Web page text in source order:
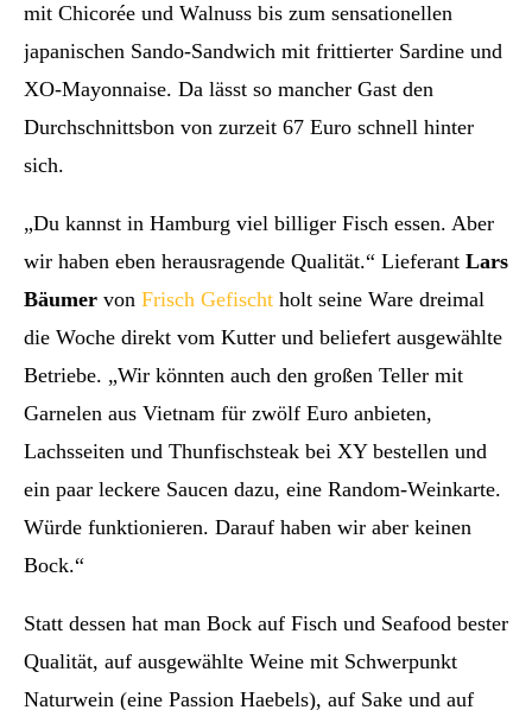
mit Chicorée und Walnuss bis zum sensationellen
japanischen Sando-Sandwich mit frittierter Sardine und
XO-Mayonnaise. Da lässt so mancher Gast den
Durchschnittsbon von zurzeit 67 Euro schnell hinter
sich.
„Du kannst in Hamburg viel billiger Fisch essen. Aber
wir haben eben herausragende Qualität.“ Lieferant Lars
Bäumer von Frisch Gefischt holt seine Ware dreimal
die Woche direkt vom Kutter und beliefert ausgewählte
Betriebe. „Wir könnten auch den großen Teller mit
Garnelen aus Vietnam für zwölf Euro anbieten,
Lachsseiten und Thunfischsteak bei XY bestellen und
ein paar leckere Saucen dazu, eine Random-Weinkarte.
Würde funktionieren. Darauf haben wir aber keinen
Bock.“
Statt dessen hat man Bock auf Fisch und Seafood bester
Qualität, auf ausgewählte Weine mit Schwerpunkt
Naturwein (eine Passion Haebels), auf Sake und auf